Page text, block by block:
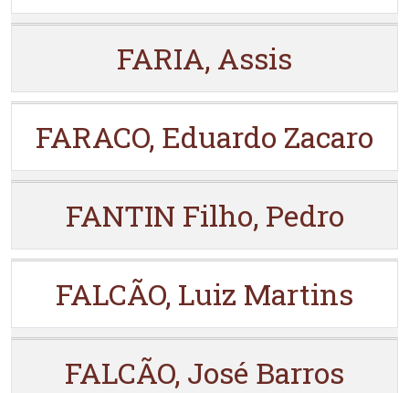
FARIA, Assis
FARACO, Eduardo Zacaro
FANTIN Filho, Pedro
FALCÃO, Luiz Martins
FALCÃO, José Barros